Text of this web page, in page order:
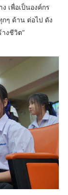
เพื่อเป็นองค์กร
ๆ ด้าน ต่อไป ดัง
งชีวิต”